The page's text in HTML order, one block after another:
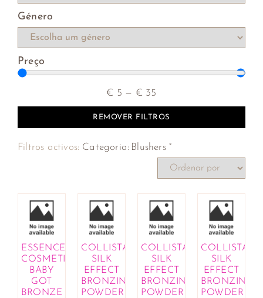
Género
Preço
€ 5 — € 35
REMOVER FILTROS
Filtros activos: Categoria: Blushers ×
ESSENCE
COSMETICS
BABY
GOT
BRONZE
COLLISTAR
SILK
EFFECT
BRONZING
POWDER
COLLISTAR
SILK
EFFECT
BRONZING
POWDER
COLLISTAR
SILK
EFFECT
BRONZING
POWDER